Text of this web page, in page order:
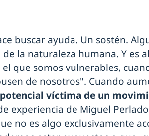
buscar ayuda. Un sostén.
la naturaleza humana. Y es
que somos vulnerables,
de nosotros". Cuando
potencial víctima de un
experiencia de Miguel
no es algo exclusivamente